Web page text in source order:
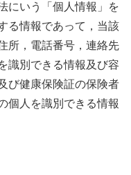
にいう「個人情報」を
る情報であって，当該
所，電話番号，連絡先
識別できる情報及び容
び健康保険証の保険者
個人を識別できる情報